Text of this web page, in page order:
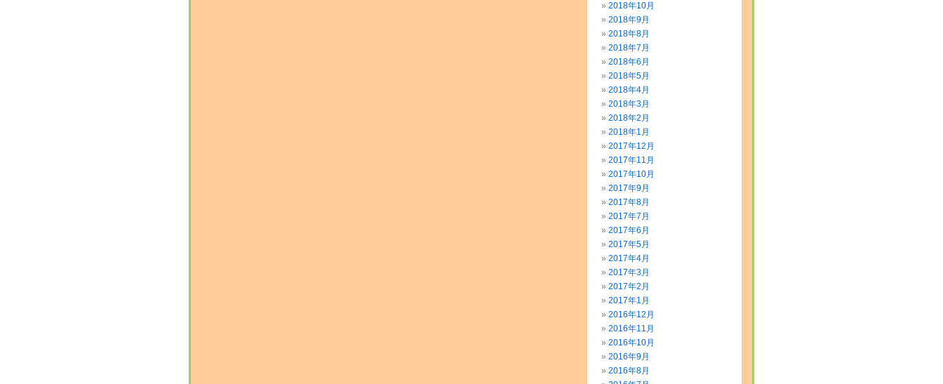
2018年10月
2018年9月
2018年8月
2018年7月
2018年6月
2018年5月
2018年4月
2018年3月
2018年2月
2018年1月
2017年12月
2017年11月
2017年10月
2017年9月
2017年8月
2017年7月
2017年6月
2017年5月
2017年4月
2017年3月
2017年2月
2017年1月
2016年12月
2016年11月
2016年10月
2016年9月
2016年8月